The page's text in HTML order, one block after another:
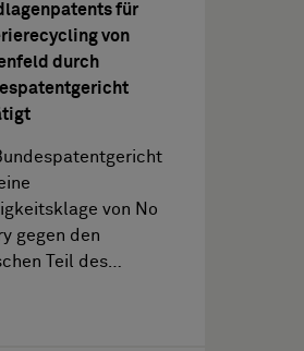
für
von
durch
von No
gegen den
Teil des…